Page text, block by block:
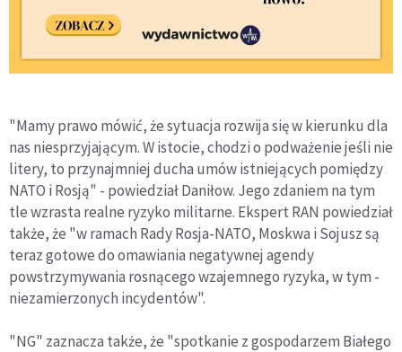
"Mamy prawo mówić, że sytuacja rozwija się w kierunku dla
nas niesprzyjającym. W istocie, chodzi o podważenie jeśli nie
litery, to przynajmniej ducha umów istniejących pomiędzy
NATO i Rosją" - powiedział Daniłow. Jego zdaniem na tym
tle wzrasta realne ryzyko militarne. Ekspert RAN powiedział
także, że "w ramach Rady Rosja-NATO, Moskwa i Sojusz są
teraz gotowe do omawiania negatywnej agendy
powstrzymywania rosnącego wzajemnego ryzyka, w tym -
niezamierzonych incydentów".
"NG" zaznacza także, że "spotkanie z gospodarzem Białego